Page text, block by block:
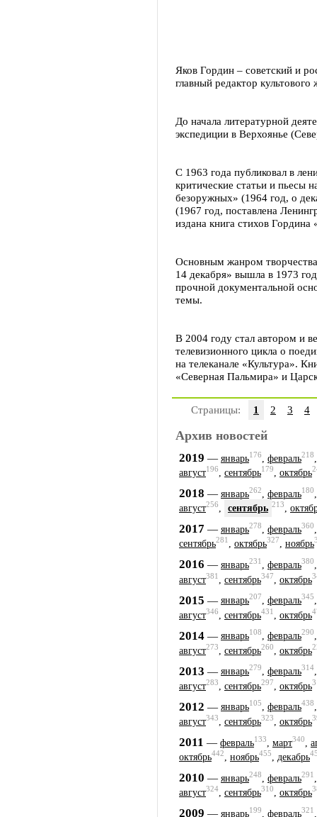
Яков Гордин – советский и
главный редактор культового
До начала литературной
экспедиции в Верхоянье
С 1963 года публиковал в
критические статьи и пьесы
безоружных» (1964 год, о
(1967 год, поставлена
издана книга стихов Гордина
Основным жанром
14 декабря» вышла в 1973
прочной документальной
темы.
В 2004 году стал автором и
телевизионного цикла о
на телеканале «Культура».
«Северная Пальмира» и
Страницы: 1 2 3 4
Архив новостей
2019 — январь176 февраль218
август196, сентябрь179, октябрь
2018 — январь262 февраль180
август256, сентябрь 213,
2017 — январь278 февраль360
сентябрь281, октябрь327, ноябрь
2016 — январь231 февраль380
август381 сентябрь347 октябрь
2015 — январь207, февраль345
август346 сентябрь431 октябрь
2014 — январь108, февраль290
август273 сентябрь260 октябрь
2013 — январь279, февраль314
август283 сентябрь297 октябрь
2012 — январь105, февраль438
август343, сентябрь323, октябрь
2011 — февраль133 март340
октябрь442, ноябрь455, декабрь
2010 — январь248 февраль291
август324, сентябрь310, октябрь
2009 — январь199 февраль321